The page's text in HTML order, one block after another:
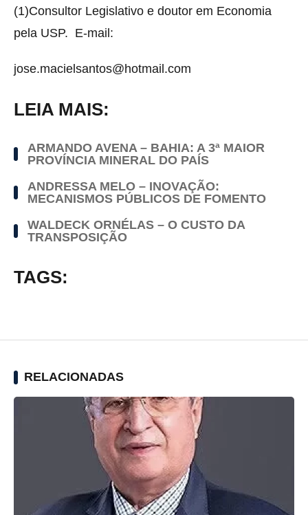
(1)Consultor Legislativo e doutor em Economia
pela USP. E-mail:
jose.macielsantos@hotmail.com
LEIA MAIS:
ARMANDO AVENA – BAHIA: A 3ª MAIOR
PROVÍNCIA MINERAL DO PAÍS
ANDRESSA MELO – INOVAÇÃO:
MECANISMOS PÚBLICOS DE FOMENTO
WALDECK ORNÉLAS – O CUSTO DA
TRANSPOSIÇÃO
TAGS:
RELACIONADAS